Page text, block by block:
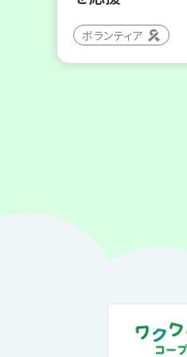
ボランティア